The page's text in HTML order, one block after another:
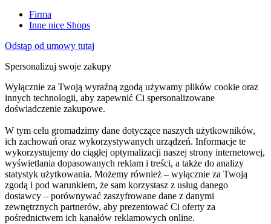
Firma
Inne nice Shops
Odstąp od umowy tutaj
Spersonalizuj swoje zakupy
Wyłącznie za Twoją wyraźną zgodą używamy plików cookie oraz
innych technologii, aby zapewnić Ci spersonalizowane
doświadczenie zakupowe.
W tym celu gromadzimy dane dotyczące naszych użytkowników,
ich zachowań oraz wykorzystywanych urządzeń. Informacje te
wykorzystujemy do ciągłej optymalizacji naszej strony internetowej,
wyświetlania dopasowanych reklam i treści, a także do analizy
statystyk użytkowania. Możemy również – wyłącznie za Twoją
zgodą i pod warunkiem, że sam korzystasz z usług danego
dostawcy – porównywać zaszyfrowane dane z danymi
zewnętrznych partnerów, aby prezentować Ci oferty za
pośrednictwem ich kanałów reklamowych online.